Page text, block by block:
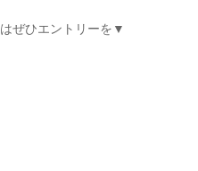
ぜひエントリーを▼